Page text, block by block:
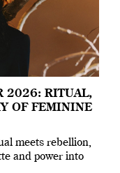
2026: RITUAL,
OF FEMININE
meets rebellion,
and power into